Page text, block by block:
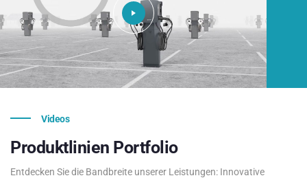
Videos
Produktlinien Portfolio
Entdecken Sie die Bandbreite unserer Leistungen: Innovative